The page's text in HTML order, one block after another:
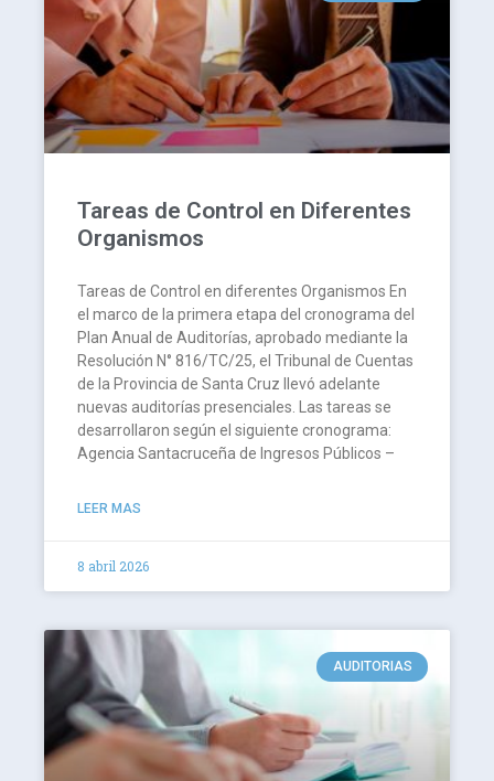
Tareas de Control en Diferentes
Organismos
Tareas de Control en diferentes Organismos En
el marco de la primera etapa del cronograma del
Plan Anual de Auditorías, aprobado mediante la
Resolución N° 816/TC/25, el Tribunal de Cuentas
de la Provincia de Santa Cruz llevó adelante
nuevas auditorías presenciales. Las tareas se
desarrollaron según el siguiente cronograma:
Agencia Santacruceña de Ingresos Públicos –
LEER MAS
8 abril 2026
AUDITORIAS